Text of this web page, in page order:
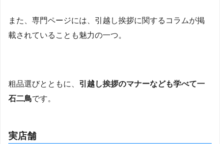
また、専門ページには、引越し挨拶に関するコラムが掲
載されていることも魅力の一つ。
粗品選びとともに、 引越し挨拶のマナーなども学べて一
石二鳥です。
実店舗